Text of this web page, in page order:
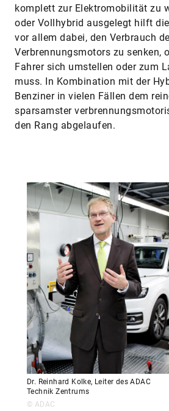
komplett zur Elektromobilität zu
oder Vollhybrid ausgelegt hilft
vor allem dabei, den Verbrauch
Verbrennungsmotors zu senken,
Fahrer sich umstellen oder zum
muss. In Kombination mit der
Benziner in vielen Fällen dem
sparsamster
den Rang abgelaufen.
Dr. Reinhard Kolke, Leiter des ADAC
Technik Zentrums
© ADAC